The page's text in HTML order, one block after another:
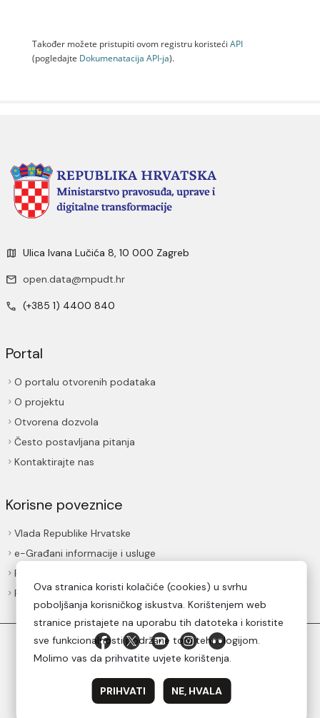
Također možete pristupiti ovom registru koristeći API
(pogledajte Dokumenаtаcijа API-jа).